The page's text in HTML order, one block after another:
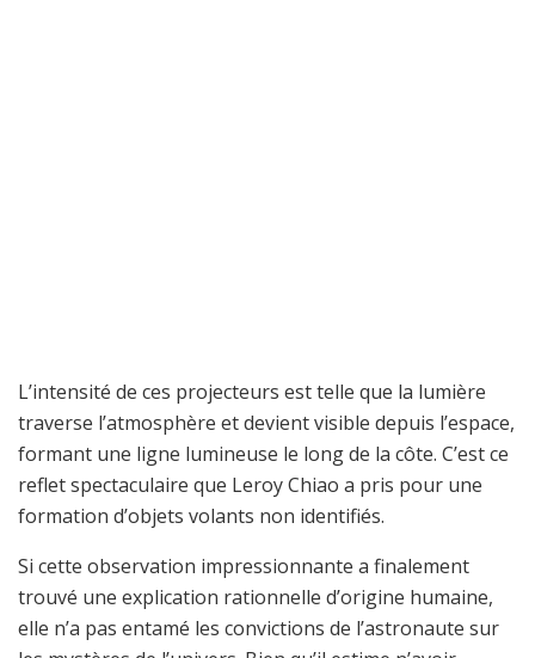
L’intensité de ces projecteurs est telle que la lumière
traverse l’atmosphère et devient visible depuis l’espace,
formant une ligne lumineuse le long de la côte. C’est ce
reflet spectaculaire que Leroy Chiao a pris pour une
formation d’objets volants non identifiés.
Si cette observation impressionnante a finalement
trouvé une explication rationnelle d’origine humaine,
elle n’a pas entamé les convictions de l’astronaute sur